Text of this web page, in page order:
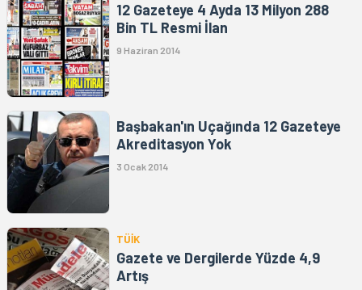
12 Gazeteye 4 Ayda 13 Milyon 288
Bin TL Resmi İlan
9 Haziran 2014
Başbakan'ın Uçağında 12 Gazeteye
Akreditasyon Yok
3 Ocak 2014
TÜİK
Gazete ve Dergilerde Yüzde 4,9
Artış